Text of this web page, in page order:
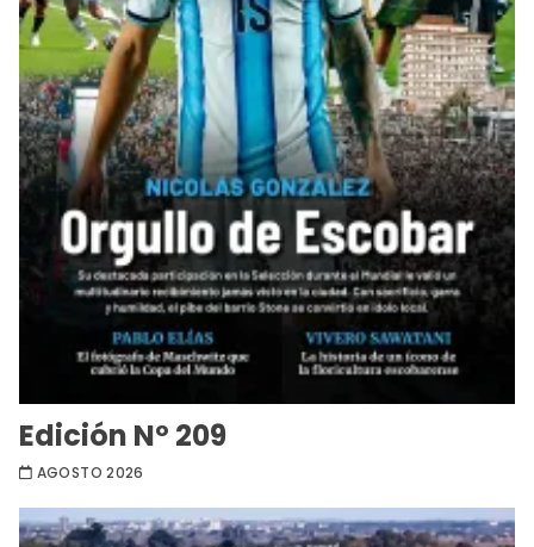
Edición Nº 209
AGOSTO 2026